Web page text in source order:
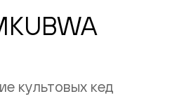
культовых кед
в корзину
в избранное